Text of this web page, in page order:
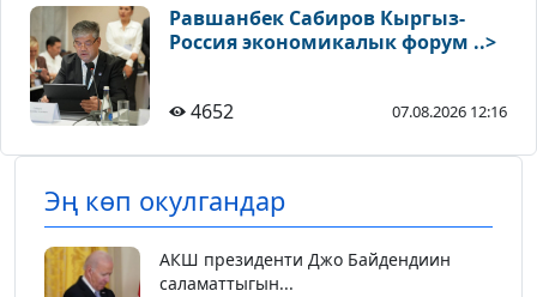
Равшанбек Сабиров Кыргыз-
Россия экономикалык форум ..>
4652 07.08.2026 12:16
Эң көп окулгандар
АКШ президенти Джо Байдендиин
саламаттыгын...